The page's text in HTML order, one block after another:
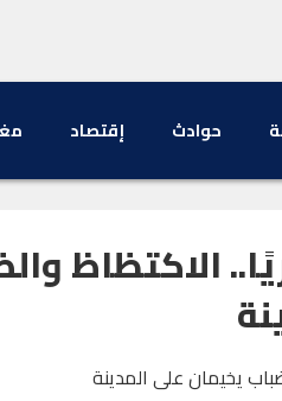
حوادث إقتصاد
الاكتظاظ